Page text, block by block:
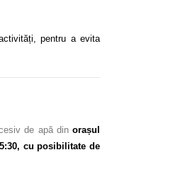
pentru a evita
de apă dinorașul
cu posibilitate de